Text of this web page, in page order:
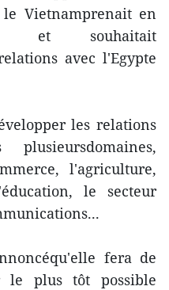
Vietnamprenait en
et souhaitait
avec l'Egypte
les relations
l'agriculture,
le secteur
fera de
le plus tôt possible